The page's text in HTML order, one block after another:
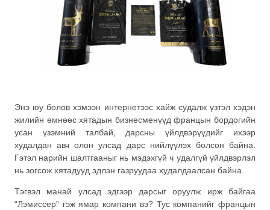
Энэ юу болов хэмээн интернетээс хайж судалж үзтэл хэдэн
жилийн өмнөөс хятадын бизнесменүүд францын бордогийн
усан үзэмний талбай, дарсны үйлдвэрүүдийг ихээр
худалдан авч олон улсад дарс нийлүүлэх болсон байна.
Гэтэл нарийн шалтгааныг нь мэдэхгүй ч удалгүй үйлдвэрлэл
нь зогсож хятадууд эдлэн газруудаа худалдаалсан байна.
Тэгвэл манай улсад эдгээр дарсыг оруулж ирж байгаа
“Лэмиссер” гэж ямар компани вэ? Тус компанийг францын